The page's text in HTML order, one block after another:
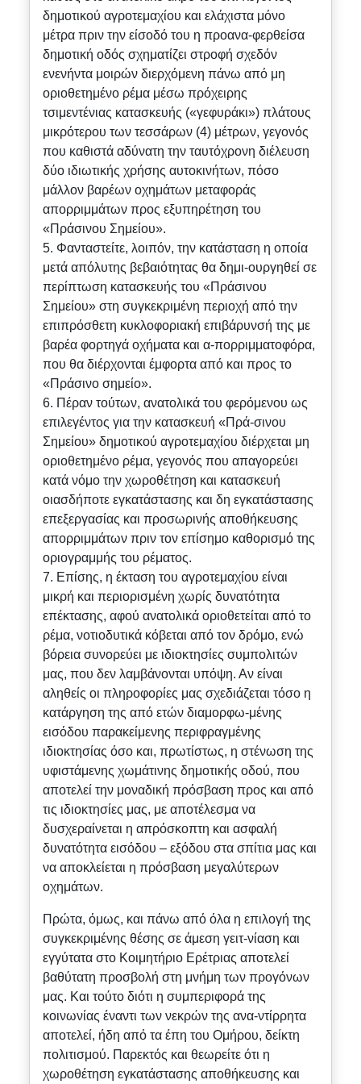
δημοτικού αγροτεμαχίου και ελάχιστα μόνο
μέτρα πριν την είσοδό του η προανα-φερθείσα
δημοτική οδός σχηματίζει στροφή σχεδόν
ενενήντα μοιρών διερχόμενη πάνω από μη
οριοθετημένο ρέμα μέσω πρόχειρης
τσιμεντένιας κατασκευής («γεφυράκι») πλάτους
μικρότερου των τεσσάρων (4) μέτρων, γεγονός
που καθιστά αδύνατη την ταυτόχρονη διέλευση
δύο ιδιωτικής χρήσης αυτοκινήτων, πόσο
μάλλον βαρέων οχημάτων μεταφοράς
απορριμμάτων προς εξυπηρέτηση του
«Πράσινου Σημείου».
5. Φανταστείτε, λοιπόν, την κατάσταση η οποία
μετά απόλυτης βεβαιότητας θα δημι-ουργηθεί σε
περίπτωση κατασκευής του «Πράσινου
Σημείου» στη συγκεκριμένη περιοχή από την
επιπρόσθετη κυκλοφοριακή επιβάρυνσή της με
βαρέα φορτηγά οχήματα και α-πορριμματοφόρα,
που θα διέρχονται έμφορτα από και προς το
«Πράσινο σημείο».
6. Πέραν τούτων, ανατολικά του φερόμενου ως
επιλεγέντος για την κατασκευή «Πρά-σινου
Σημείου» δημοτικού αγροτεμαχίου διέρχεται μη
οριοθετημένο ρέμα, γεγονός που απαγορεύει
κατά νόμο την χωροθέτηση και κατασκευή
οιασδήποτε εγκατάστασης και δη εγκατάστασης
επεξεργασίας και προσωρινής αποθήκευσης
απορριμμάτων πριν τον επίσημο καθορισμό της
οριογραμμής του ρέματος.
7. Επίσης, η έκταση του αγροτεμαχίου είναι
μικρή και περιορισμένη χωρίς δυνατότητα
επέκτασης, αφού ανατολικά οριοθετείται από το
ρέμα, νοτιοδυτικά κόβεται από τον δρόμο, ενώ
βόρεια συνορεύει με ιδιοκτησίες συμπολιτών
μας, που δεν λαμβάνονται υπόψη. Αν είναι
αληθείς οι πληροφορίες μας σχεδιάζεται τόσο η
κατάργηση της από ετών διαμορφω-μένης
εισόδου παρακείμενης περιφραγμένης
ιδιοκτησίας όσο και, πρωτίστως, η στένωση της
υφιστάμενης χωμάτινης δημοτικής οδού, που
αποτελεί την μοναδική πρόσβαση προς και από
τις ιδιοκτησίες μας, με αποτέλεσμα να
δυσχεραίνεται η απρόσκοπτη και ασφαλή
δυνατότητα εισόδου – εξόδου στα σπίτια μας και
να αποκλείεται η πρόσβαση μεγαλύτερων
οχημάτων.
Πρώτα, όμως, και πάνω από όλα η επιλογή της
συγκεκριμένης θέσης σε άμεση γειτ-νίαση και
εγγύτατα στο Κοιμητήριο Ερέτριας αποτελεί
βαθύτατη προσβολή στη μνήμη των προγόνων
μας. Και τούτο διότι η συμπεριφορά της
κοινωνίας έναντι των νεκρών της ανα-ντίρρητα
αποτελεί, ήδη από τα έπη του Ομήρου, δείκτη
πολιτισμού. Παρεκτός και θεωρείτε ότι η
χωροθέτηση εγκατάστασης αποθήκευσης και